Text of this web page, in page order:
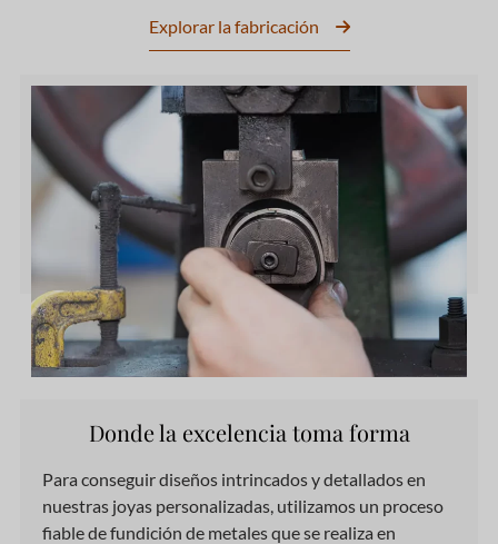
Explorar la fabricación
Donde la excelencia toma forma
Para conseguir diseños intrincados y detallados en
nuestras joyas personalizadas, utilizamos un proceso
fiable de fundición de metales que se realiza en